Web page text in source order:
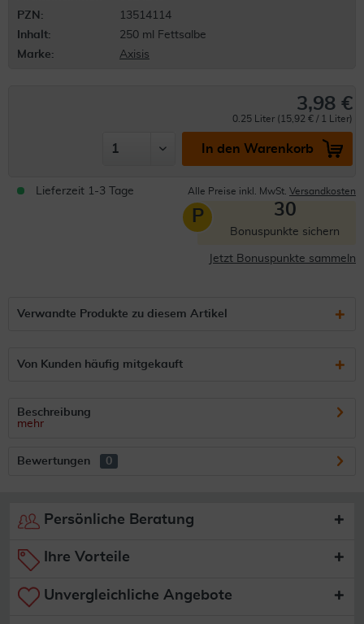
PZN:
13514114
Inhalt:
250 ml Fettsalbe
Marke:
Axisis
3,98 €
0.25 Liter (15,92 € / 1 Liter)
In den Warenkorb
Lieferzeit 1-3 Tage Alle Preise inkl. MwSt. Versandkosten
P 30
Bonuspunkte sichern
Jetzt Bonuspunkte sammeln
Verwandte Produkte zu diesem Artikel
Von Kunden häufig mitgekauft
Beschreibung
mehr
Bewertungen 0
Persönliche Beratung
Ihre Vorteile
Unvergleichliche Angebote